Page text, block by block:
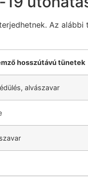
Az
hosszútávú tünetek
alvászavar